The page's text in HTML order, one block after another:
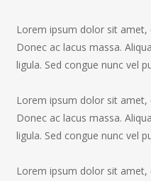
Lorem ipsum dolor sit amet,
Donec ac lacus massa.
ligula. Sed congue nunc vel
Lorem ipsum dolor sit amet,
Donec ac lacus massa.
ligula. Sed congue nunc vel
Lorem ipsum dolor sit amet,